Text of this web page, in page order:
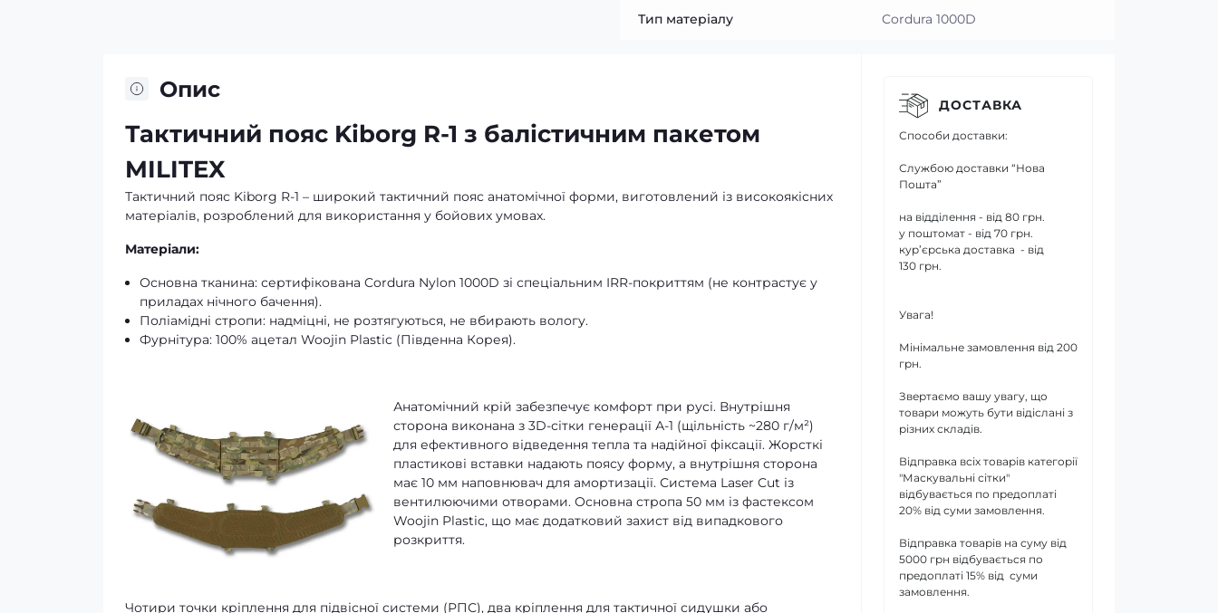
Тип матеріалу Cordura 1000D
Опис
Тактичний пояс Kiborg R-1 з балістичним пакетом
MILITEX
Тактичний пояс Kiborg R-1 – широкий тактичний пояс анатомічної форми, виготовлений із високоякісних
матеріалів, розроблений для використання у бойових умовах.
Матеріали:
Основна тканина: сертифікована Cordura Nylon 1000D зі спеціальним IRR-покриттям (не контрастує у
приладах нічного бачення).
Поліамідні стропи: надміцні, не розтягуються, не вбирають вологу.
Фурнітура: 100% ацетал Woojin Plastic (Південна Корея).
Анатомічний крій забезпечує комфорт при русі. Внутрішня
сторона виконана з 3D-сітки генерації А-1 (щільність ~280 г/м²)
для ефективного відведення тепла та надійної фіксації. Жорсткі
пластикові вставки надають поясу форму, а внутрішня сторона
має 10 мм наповнювач для амортизації. Система Laser Cut із
вентилюючими отворами. Основна стропа 50 мм із фастексом
Woojin Plastic, що має додатковий захист від випадкового
розкриття.
Чотири точки кріплення для підвісної системи (РПС), два кріплення для тактичної сидушки або
ДОСТАВКА
Способи доставки:
Службою доставки “Нова
Пошта”
на відділення - від 80 грн.
у поштомат - від 70 грн.
кур’єрська доставка - від
130 грн.
Увага!
Мінімальне замовлення від 200
грн.
Звертаємо вашу увагу, що
товари можуть бути відіслані з
різних складів.
Відправка всіх товарів категорії
"Маскувальні сітки"
відбувається по предоплаті
20% від суми замовлення.
Відправка товарів на суму від
5000 грн відбувається по
предоплаті 15% від суми
замовлення.